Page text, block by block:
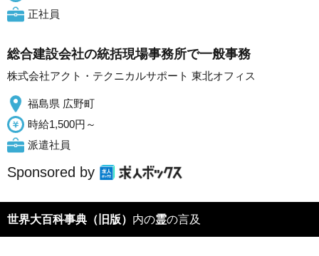
正社員
総合建設会社の統括現場事務所で一般事務
株式会社アクト・テクニカルサポート 東北オフィス
福島県 広野町
時給1,500円～
派遣社員
Sponsored by
世界大百科事典（旧版） 内の霊の言及